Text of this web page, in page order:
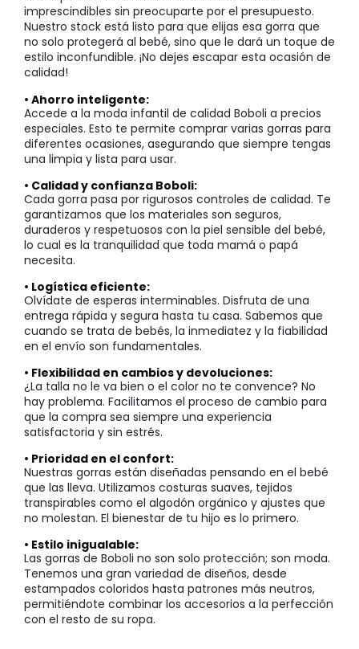
imprescindibles sin preocuparte por el presupuesto.
Nuestro stock está listo para que elijas esa gorra que
no solo protegerá al bebé, sino que le dará un toque de
estilo inconfundible. ¡No dejes escapar esta ocasión de
calidad!
• Ahorro inteligente:
Accede a la moda infantil de calidad Boboli a precios
especiales. Esto te permite comprar varias gorras para
diferentes ocasiones, asegurando que siempre tengas
una limpia y lista para usar.
• Calidad y confianza Boboli:
Cada gorra pasa por rigurosos controles de calidad. Te
garantizamos que los materiales son seguros,
duraderos y respetuosos con la piel sensible del bebé,
lo cual es la tranquilidad que toda mamá o papá
necesita.
• Logística eficiente:
Olvídate de esperas interminables. Disfruta de una
entrega rápida y segura hasta tu casa. Sabemos que
cuando se trata de bebés, la inmediatez y la fiabilidad
en el envío son fundamentales.
• Flexibilidad en cambios y devoluciones:
¿La talla no le va bien o el color no te convence? No
hay problema. Facilitamos el proceso de cambio para
que la compra sea siempre una experiencia
satisfactoria y sin estrés.
• Prioridad en el confort:
Nuestras gorras están diseñadas pensando en el bebé
que las lleva. Utilizamos costuras suaves, tejidos
transpirables como el algodón orgánico y ajustes que
no molestan. El bienestar de tu hijo es lo primero.
• Estilo inigualable:
Las gorras de Boboli no son solo protección; son moda.
Tenemos una gran variedad de diseños, desde
estampados coloridos hasta patrones más neutros,
permitiéndote combinar los accesorios a la perfección
con el resto de su ropa.